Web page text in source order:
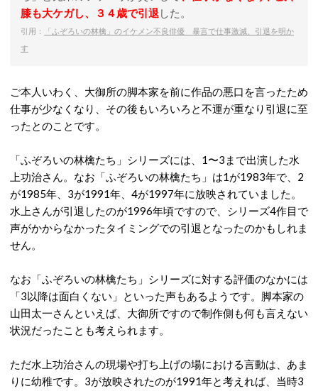
膝も大ケガし、３４歳で引退 した。
引用：
「ふぞろいの林檎」のイケメン不良俳優 暴言で仕事激減、引退を明か
す
ご本人いわ く、大御所の脚本家を前に作品の悪口を言ったため
仕事が少なくなり、その後もいろいろと不運が重なり引退に至
ったとのことです。
「ふぞろいの林檎たち」シリーズには、1〜3まで出演した水
上功治さん。なお「ふぞろいの林檎たち」は1が1983年で、2
が1985年、3が1991年、4が1997年に放映されていました。
水上さんが引退したのが1996年頃ですので、シリーズ4作目で
声がかからなかったタイミングでの引退となったのかもしれま
せん。
なお「ふぞろいの林檎たち」シリーズに対する評価のなかには
「3以降は面白くない」といった声もあるようです。脚本家の
山田太一さんといえば、大御所ですので制作側も何も言えない
状況だったことも考えられます。
ただ水上功治さんの現場や打ち上げの場における言動は、あま
りに幼稚です。3が放映されたのが1991年と考えれば、当時3